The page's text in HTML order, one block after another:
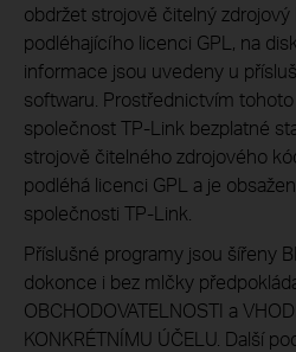
obdržet strojově čitelný
podléhajícího licenci GPL, na
informace jsou uvedeny u
softwaru. Prostřednictvím
společnost TP-Link bezplatné
strojově čitelného zdrojového
podléhá licenci GPL a je
společnosti TP-Link.
Příslušné programy jsou šířeny
dokonce i bez mlčky
OBCHODOVATELNOSTI a
KONKRÉTNÍMU ÚČELU. Další